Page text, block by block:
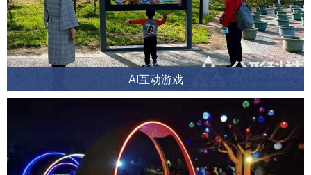
AI互动游戏